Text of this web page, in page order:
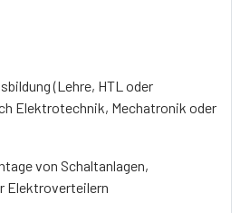
(Lehre, HTL oder
Elektrotechnik, Mechatronik oder
von Schaltanlagen,
Elektroverteilern